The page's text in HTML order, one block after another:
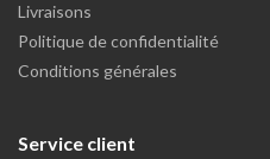
Livraisons
Politique de confidentialité
Conditions générales
Service client